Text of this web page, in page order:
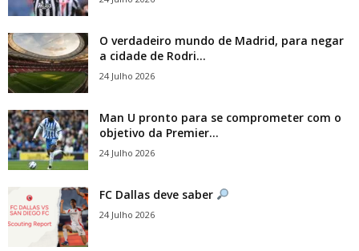
O verdadeiro mundo de Madrid, para negar
a cidade de Rodri...
24 Julho 2026
Man U pronto para se comprometer com o
objetivo da Premier...
24 Julho 2026
FC Dallas deve saber
24 Julho 2026